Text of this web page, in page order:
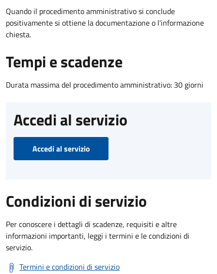
Quando il procedimento amministrativo si conclude
positivamente si ottiene la documentazione o l'informazione
chiesta.
Tempi e scadenze
Durata massima del procedimento amministrativo: 30 giorni
Accedi al servizio
Accedi al servizio
Condizioni di servizio
Per conoscere i dettagli di scadenze, requisiti e altre
informazioni importanti, leggi i termini e le condizioni di
servizio.
Termini e condizioni di servizio